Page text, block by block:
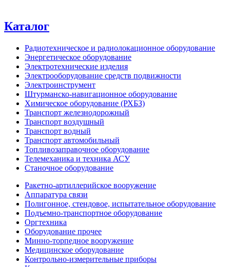
Каталог
Радиотехническое и радиолокационное оборудование
Энергетическое оборудование
Электротехнические изделия
Электрооборудование средств подвижности
Электроинструмент
Штурманско-навигационное оборудование
Химическое оборудование (РХБЗ)
Транспорт железнодорожный
Транспорт воздушный
Транспорт водный
Транспорт автомобильный
Топливозаправочное оборудование
Телемеханика и техника АСУ
Станочное оборудование
Ракетно-артиллерийское вооружение
Аппаратура связи
Полигонное, стендовое, испытательное оборудование
Подъемно-транспортное оборудование
Оргтехника
Оборудование прочее
Минно-торпедное вооружение
Медицинское оборудование
Контрольно-измерительные приборы